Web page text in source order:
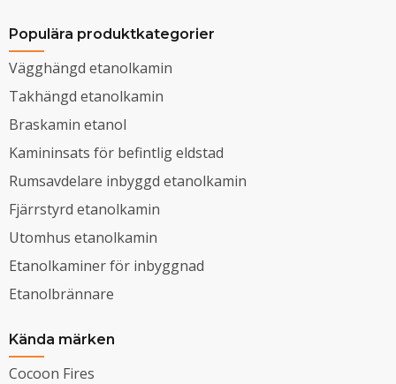
Populära produktkategorier
Vägghängd etanolkamin
Takhängd etanolkamin
Braskamin etanol
Kamininsats för befintlig eldstad
Rumsavdelare inbyggd etanolkamin
Fjärrstyrd etanolkamin
Utomhus etanolkamin
Etanolkaminer för inbyggnad
Etanolbrännare
Kända märken
Cocoon Fires